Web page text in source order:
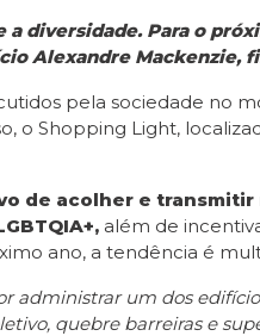
diversidade. Para o
Alexandre Mackenzie,
pela sociedade no
Shopping Light,
de acolher e
além de
ano, a tendência é
administrar um dos
quebre barreiras e